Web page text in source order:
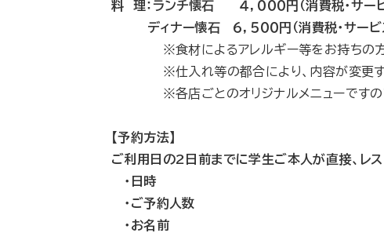
料 理：ランチ懐石 ４，０００円（消費税・サー
ディナー懐石 ６，５００円（消費税・サービ
※食材によるアレルギー等をお持ちの方は
※仕入れ等の都合により、内容が変更する
※各店ごとのオリジナルメニューですので
【予約方法】
ご利用日の2日前までに学生ご本人が直接、レ
・日時
・ご予約人数
・お名前